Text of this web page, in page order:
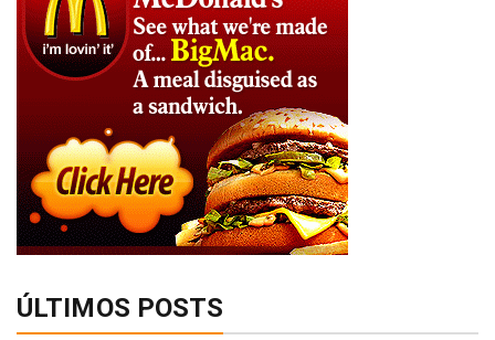
ÚLTIMOS POSTS